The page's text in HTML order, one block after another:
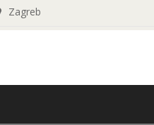
Zagreb